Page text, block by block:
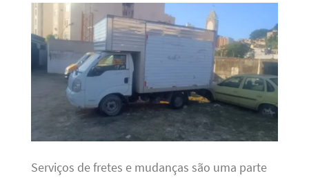
Serviços de fretes e mudanças são uma parte